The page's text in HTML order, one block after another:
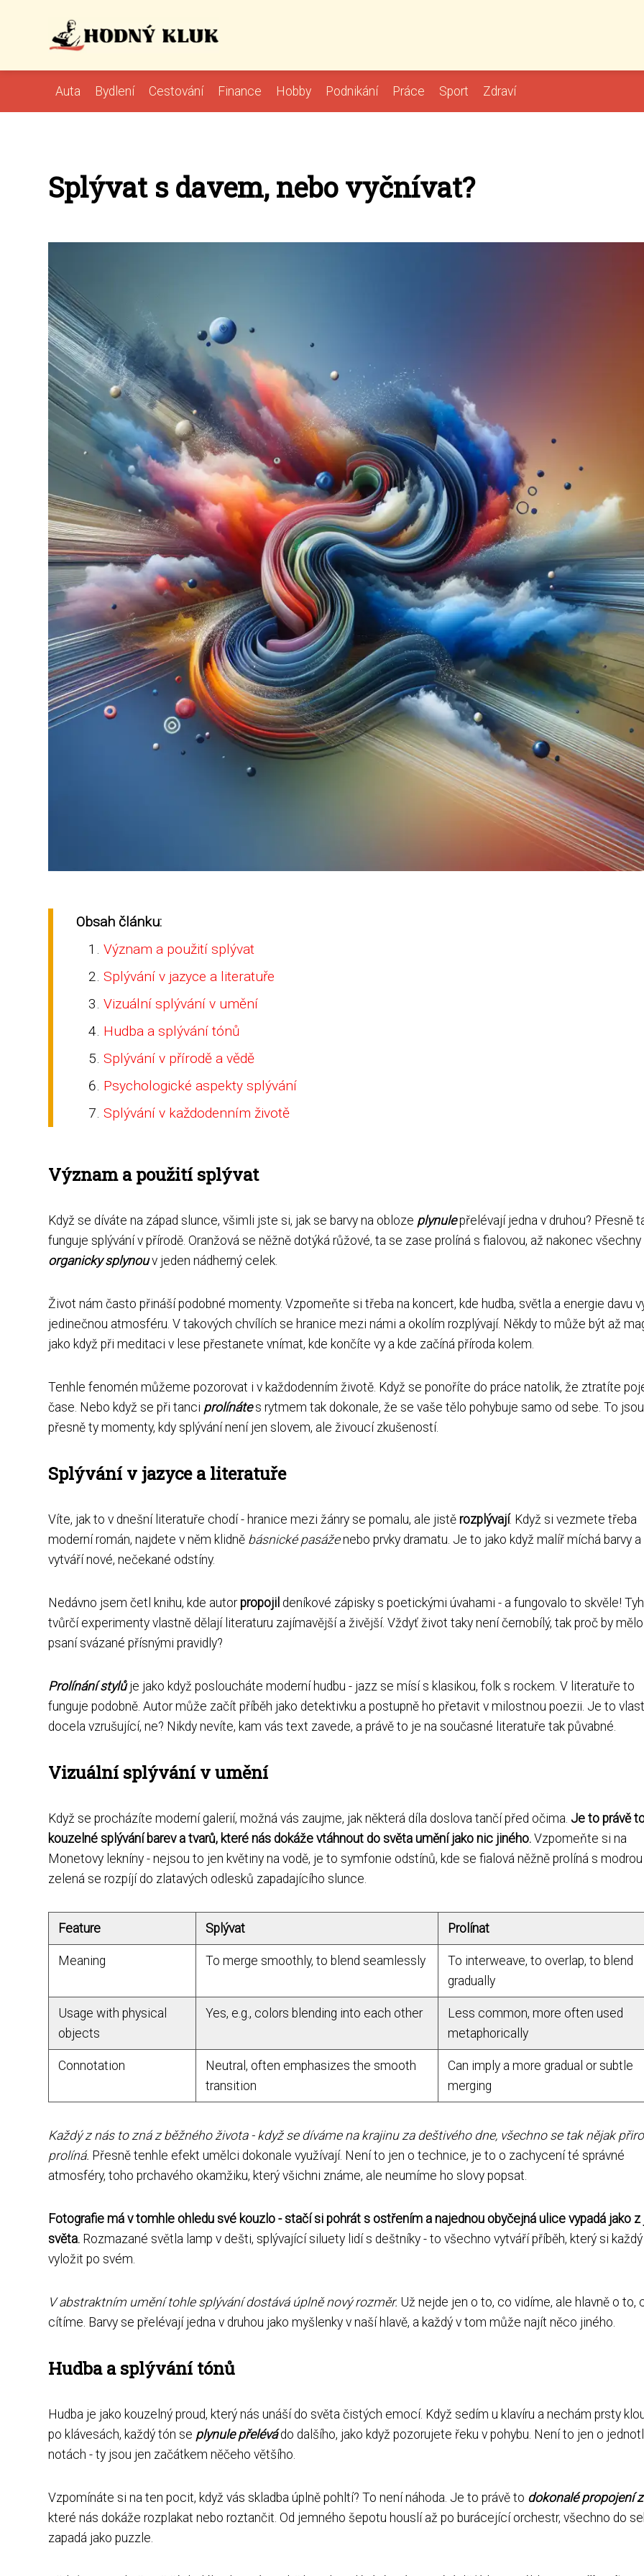
Auta Bydlení Cestování Finance Hobby Podnikání Práce Sport Zdraví
Splývat s davem, nebo vyčnívat?
Obsah článku:
Význam a použití splývat
Splývání v jazyce a literatuře
Vizuální splývání v umění
Hudba a splývání tónů
Splývání v přírodě a vědě
Psychologické aspekty splývání
Splývání v každodenním životě
Význam a použití splývat
Když se díváte na západ slunce, všimli jste si, jak se barvy na obloze plynulepřelévají jedna v druhou? Přesně
funguje splývání v přírodě. Oranžová se něžně dotýká růžové, ta se zase prolíná s fialovou, až nakonec všechny
organicky splynouv jeden nádherný celek.
Život nám často přináší podobné momenty. Vzpomeňte si třeba na koncert, kde hudba, světla a energie davu
jedinečnou atmosféru. V takových chvílích se hranice mezi námi a okolím rozplývají. Někdy to může být až
jako když při meditaci v lese přestanete vnímat, kde končíte vy a kde začíná příroda kolem.
Tenhle fenomén můžeme pozorovat i v každodenním životě. Když se ponoříte do práce natolik, že ztratíte
čase. Nebo když se při tanci prolínátes rytmem tak dokonale, že se vaše tělo pohybuje samo od sebe. To jsou
přesně ty momenty, kdy splývání není jen slovem, ale živoucí zkušeností.
Splývání v jazyce a literatuře
Víte, jak to v dnešní literatuře chodí - hranice mezi žánry se pomalu, ale jistě rozplývají. Když si vezmete třeba
moderní román, najdete v něm klidně básnické pasáženebo prvky dramatu. Je to jako když malíř míchá barvy a
vytváří nové, nečekané odstíny.
Nedávno jsem četl knihu, kde autorpropojil deníkové zápisky s poetickými úvahami - a fungovalo to skvěle!
tvůrčí experimenty vlastně dělají literaturu zajímavější a živější. Vždyť život taky není černobílý, tak proč by
psaní svázané přísnými pravidly?
Prolínání stylůje jako když posloucháte moderní hudbu - jazz se mísí s klasikou, folk s rockem. V literatuře to
funguje podobně. Autor může začít příběh jako detektivku a postupně ho přetavit v milostnou poezii. Je to
docela vzrušující, ne? Nikdy nevíte, kam vás text zavede, a právě to je na současné literatuře tak půvabné.
Vizuální splývání v umění
Když se procházíte moderní galerií, možná vás zaujme, jak některá díla doslova tančí před očima. Je to právě
kouzelné splývání barev a tvarů, které nás dokáže vtáhnout do světa umění jako nic jiného. Vzpomeňte si na
Monetovy lekníny - nejsou to jen květiny na vodě, je to symfonie odstínů, kde se fialová něžně prolíná s
zelená se rozpíjí do zlatavých odlesků zapadajícího slunce.
Feature Splývat Prolínat
Meaning To merge smoothly, to blend seamlessly
To interweave, to overlap, to blend
gradually
Usage with physical
objects
Yes, e.g., colors blending into each other
Less common, more often used
metaphorically
Connotation
Neutral, often emphasizes the smooth
transition
Can imply a more gradual or subtle
merging
Každý z nás to zná z běžného života - když se díváme na krajinu za deštivého dne, všechno se tak nějak
prolíná. Přesně tenhle efekt umělci dokonale využívají. Není to jen o technice, je to o zachycení té správné
atmosféry, toho prchavého okamžiku, který všichni známe, ale neumíme ho slovy popsat.
Fotografie má v tomhle ohledu své kouzlo - stačí si pohrát s ostřením a najednou obyčejná ulice vypadá jako z
světa. Rozmazané světla lamp v dešti, splývající siluety lidí s deštníky - to všechno vytváří příběh, který si
vyložit po svém.
V abstraktním umění tohle splývání dostává úplně nový rozměr. Už nejde jen o to, co vidíme, ale hlavně o to,
cítíme. Barvy se přelévají jedna v druhou jako myšlenky v naší hlavě, a každý v tom může najít něco jiného.
Hudba a splývání tónů
Hudba je jako kouzelný proud, který nás unáší do světa čistých emocí. Když sedím u klavíru a nechám prsty
po klávesách, každý tón se plynule přelévádo dalšího, jako když pozorujete řeku v pohybu. Není to jen o
notách - ty jsou jen začátkem něčeho většího.
Vzpomínáte si na ten pocit, když vás skladba úplně pohltí? To není náhoda. Je to právě to dokonalé propojení
které nás dokáže rozplakat nebo roztančit. Od jemného šepotu houslí až po burácející orchestr, všechno do
zapadá jako puzzle.